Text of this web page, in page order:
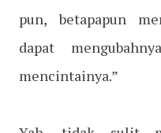
pun, betapapun
dapat
mencintainya.”